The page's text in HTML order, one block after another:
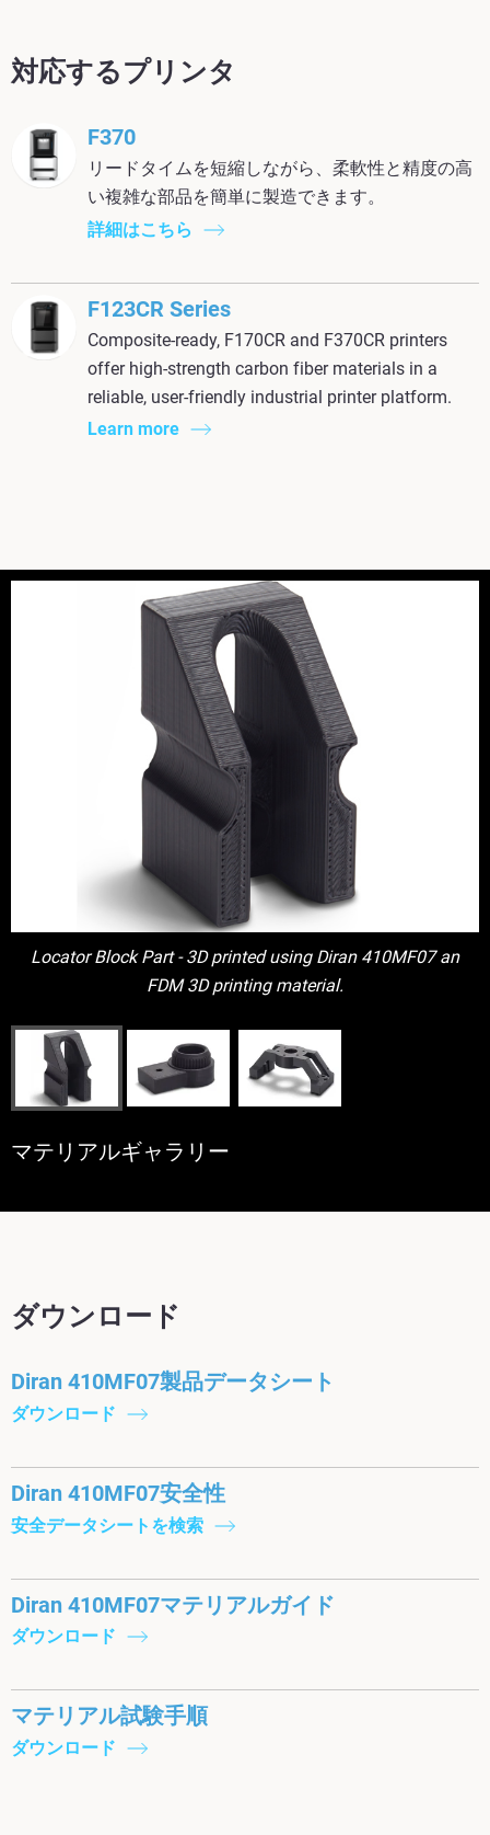
対応するプリンタ
F370
リードタイムを短縮しながら、柔軟性と精度の高
い複雑な部品を簡単に製造できます。
詳細はこちら
F123CR Series
Composite-ready, F170CR and F370CR printers
offer high-strength carbon fiber materials in a
reliable, user-friendly industrial printer platform.
Learn more
Locator Block Part - 3D printed using Diran 410MF07 an
FDM 3D printing material.
マテリアルギャラリー
ダウンロード
Diran 410MF07製品データシート
ダウンロード
Diran 410MF07安全性
安全データシートを検索
Diran 410MF07マテリアルガイド
ダウンロード
マテリアル試験手順
ダウンロード